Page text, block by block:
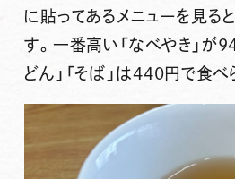
に貼ってあるメニューを見る
す。一番高い「なべやき」が
どん」「そば」は440円で食べ